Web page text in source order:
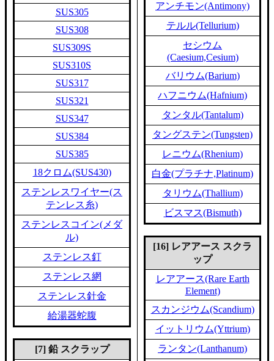
SUS305
SUS308
SUS309S
SUS310S
SUS317
SUS321
SUS347
SUS384
SUS385
18クロム(SUS430)
ステンレスワイヤー(ス
テンレス糸)
ステンレスコイン(メダ
ル)
ステンレス釘
ステンレス網
ステンレス針金
給湯器蛇腹
[7] 鉛 スクラップ
アンチモン(Antimony)
テルル(Tellurium)
セシウム
(Caesium,Cesium)
バリウム(Barium)
ハフニウム(Hafnium)
タンタル(Tantalum)
タングステン(Tungsten)
レニウム(Rhenium)
白金(プラチナ,Platinum)
タリウム(Thallium)
ビスマス(Bismuth)
[16] レアアース スクラ
ップ
レアアース(Rare Earth
Element)
スカンジウム(Scandium)
イットリウム(Yttrium)
ランタン(Lanthanum)